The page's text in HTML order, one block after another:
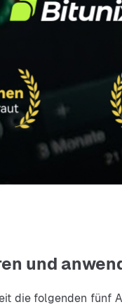
und
die folgenden fünf